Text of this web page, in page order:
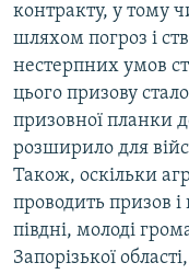
контракту, у тому
шляхом погроз і
нестерпних умов
цього призову
призовної планки
розширило для
Також, оскільки
проводить призов
півдні, молоді
Запорізької